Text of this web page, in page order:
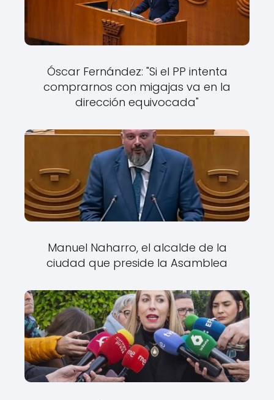
Óscar Fernández: "Si el PP intenta
comprarnos con migajas va en la
dirección equivocada"
Manuel Naharro, el alcalde de la
ciudad que preside la Asamblea